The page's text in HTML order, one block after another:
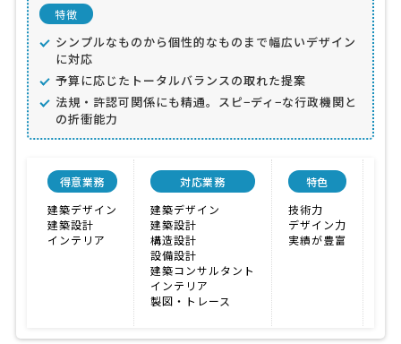
特徴
シンプルなものから個性的なものまで幅広いデザイン
に対応
予算に応じたトータルバランスの取れた提案
法規・許認可関係にも精通。スピ−ディ−な行政機関と
の折衝能力
得意業務
建築デザイン
建築設計
インテリア
対応業務
建築デザイン
建築設計
構造設計
設備設計
建築コンサルタント
インテリア
製図・トレース
特色
技術力
デザイン力
実績が豊富